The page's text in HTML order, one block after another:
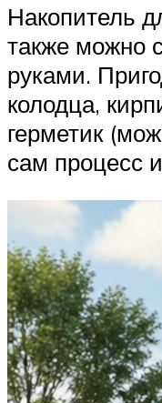
Накопитель
также можно
руками.
колодца,
герметик
сам процесс